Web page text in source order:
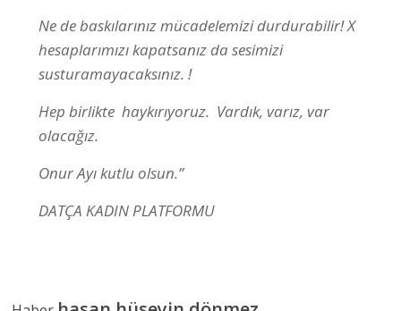
Ne de baskılarınız mücadelemizi durdurabilir! X
hesaplarımızı kapatsanız da sesimizi
susturamayacaksınız. !
Hep birlikte haykırıyoruz. Vardık, varız, var
olacağız.
Onur Ayı kutlu olsun.”
DATÇA KADIN PLATFORMU